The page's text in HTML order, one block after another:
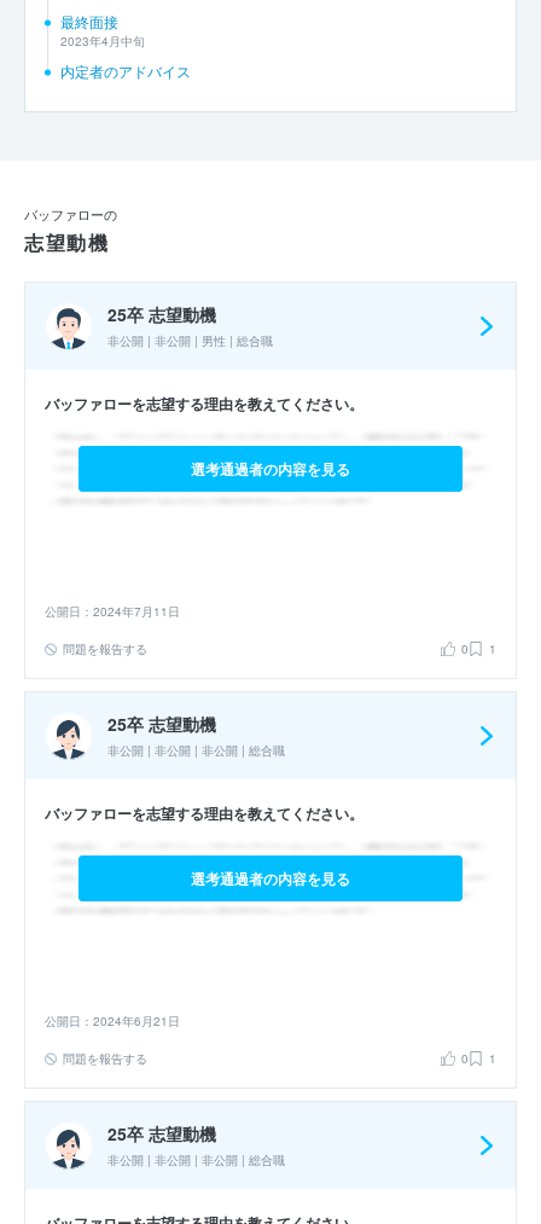
最終面接
2023年4月中旬
内定者のアドバイス
バッファローの
志望動機
25卒 志望動機
非公開 | 非公開 | 男性 | 総合職
バッファローを志望する理由を教えてください。
選考通過者の内容を見る
公開日：2024年7月11日
問題を報告する 0 1
25卒 志望動機
非公開 | 非公開 | 非公開 | 総合職
バッファローを志望する理由を教えてください。
選考通過者の内容を見る
公開日：2024年6月21日
問題を報告する 0 1
25卒 志望動機
非公開 | 非公開 | 非公開 | 総合職